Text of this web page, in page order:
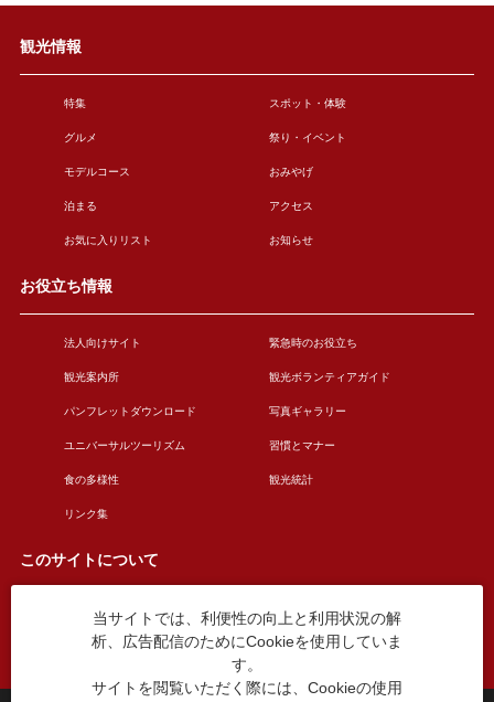
観光情報
特集 スポット・体験
グルメ 祭り・イベント
モデルコース おみやげ
泊まる アクセス
お気に入りリスト お知らせ
お役立ち情報
法人向けサイト 緊急時のお役立ち
観光案内所 観光ボランティアガイド
パンフレットダウンロード 写真ギャラリー
ユニバーサルツーリズム 習慣とマナー
食の多様性 観光統計
リンク集
このサイトについて
このサイトについて 広告掲載について
お問い合わせ
当サイトでは、利便性の向上と利用状況の解
析、広告配信のためにCookieを使用していま
す。
サイトを閲覧いただく際には、Cookieの使用